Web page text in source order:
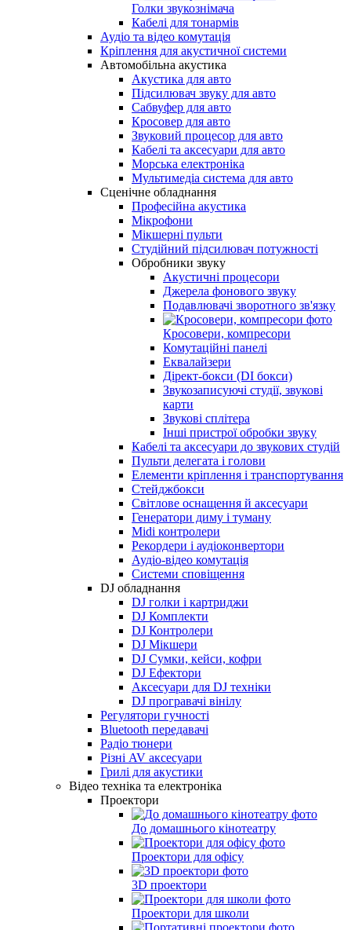
Голки звукознімача
Кабелі для тонармів
Аудіо та відео комутація
Кріплення для акустичної системи
Автомобільна акустика
Акустика для авто
Підсилювач звуку для авто
Сабвуфер для авто
Кросовер для авто
Звуковий процесор для авто
Кабелі та аксесуари для авто
Морська електроніка
Мультимедіа система для авто
Сценічне обладнання
Професійна акустика
Мікрофони
Мікшерні пульти
Студійний підсилювач потужності
Обробники звуку
Акустичні процесори
Джерела фонового звуку
Подавлювачі зворотного зв'язку
Кросовери, компресори
Комутаційні панелі
Еквалайзери
Дірект-бокси (DI бокси)
Звукозаписуючі студії, звукові
карти
Звукові сплітера
Інші пристрої обробки звуку
Кабелі та аксесуари до звукових студій
Пульти делегата і голови
Елементи кріплення і транспортування
Стейджбокси
Світлове оснащення й аксесуари
Генератори диму і туману
Midi контролери
Рекордери і аудіоконвертори
Аудіо-відео комутація
Системи сповіщення
DJ обладнання
DJ голки і картриджи
DJ Комплекти
DJ Контролери
DJ Мікшери
DJ Сумки, кейси, кофри
DJ Ефектори
Аксесуари для DJ техніки
DJ програвачі вінілу
Регулятори гучності
Bluetooth передавачі
Радіо тюнери
Різні AV аксесуари
Грилі для акустики
Відео техніка та електроніка
Проектори
До домашнього кінотеатру
Проектори для офісу
3D проектори
Проектори для школи